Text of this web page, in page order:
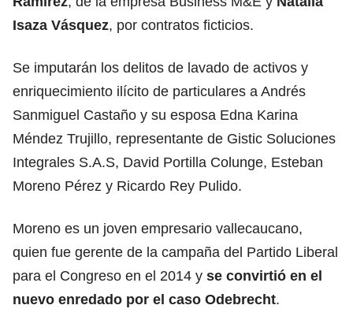
Isaza Vásquez, por contratos ficticios.
Se imputarán los delitos de lavado de activos y
enriquecimiento ilícito de particulares a Andrés
Sanmiguel Castaño y su esposa Edna Karina
Méndez Trujillo, representante de Gistic Soluciones
Integrales S.A.S, David Portilla Colunge, Esteban
Moreno Pérez y Ricardo Rey Pulido.
Moreno es un joven empresario vallecaucano,
quien fue gerente de la campaña del Partido Liberal
para el Congreso en el 2014 y se convirtió en el
nuevo enredado por el caso Odebrecht.